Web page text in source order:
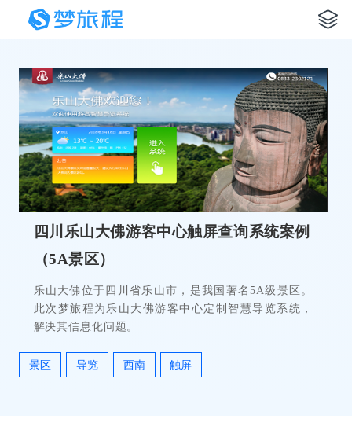
四川乐山大佛游客中心触屏查询系统案例
（5A景区）
乐山大佛位于四川省乐山市，是我国著名5A级景区。
此次梦旅程为乐山大佛游客中心定制智慧导览系统，
解决其信息化问题。
景区 导览 西南 触屏